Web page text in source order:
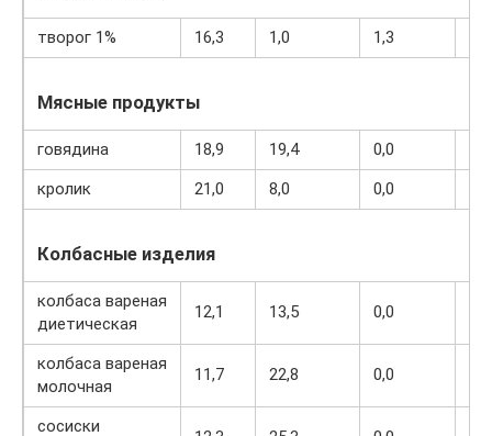
творог 1% 16,3 1,0 1,3
Мясные продукты
говядина 18,9 19,4 0,0
кролик
21,0 8,0 0,0
Колбасные изделия
колбаса вареная
диетическая
12,1 13,5 0,0
колбаса вареная
молочная
11,7 22,8 0,0
сосиски